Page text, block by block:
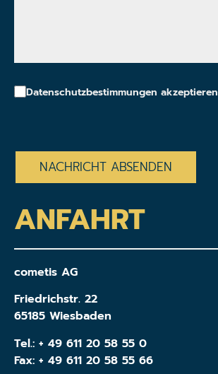
Datenschutzbestimmungen akzeptieren
ANFAHRT
cometis AG
Friedrichstr. 22
65185 Wiesbaden
Tel.: + 49 611 20 58 55 0
Fax: + 49 611 20 58 55 66